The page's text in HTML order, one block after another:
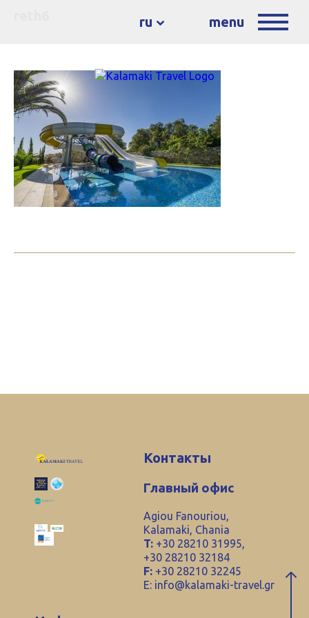
ru menu
Контакты
Главный офис
Agiou Fanouriou,
Kalamaki, Chania
T: +30 28210 31995,
+30 28210 32184
F: +30 28210 32245
E: info@kalamaki-travel.gr